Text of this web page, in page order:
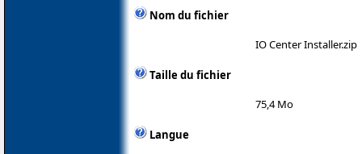
Nom du fichier
IO Center Installer.zip
Taille du fichier
75,4 Mo
Langue